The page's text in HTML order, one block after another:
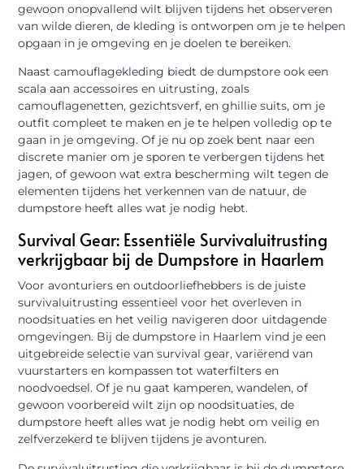
gewoon onopvallend wilt blijven tijdens het observeren
van wilde dieren, de kleding is ontworpen om je te helpen
opgaan in je omgeving en je doelen te bereiken.
Naast camouflagekleding biedt de dumpstore ook een
scala aan accessoires en uitrusting, zoals
camouflagenetten, gezichtsverf, en ghillie suits, om je
outfit compleet te maken en je te helpen volledig op te
gaan in je omgeving. Of je nu op zoek bent naar een
discrete manier om je sporen te verbergen tijdens het
jagen, of gewoon wat extra bescherming wilt tegen de
elementen tijdens het verkennen van de natuur, de
dumpstore heeft alles wat je nodig hebt.
Survival Gear: Essentiële Survivaluitrusting
verkrijgbaar bij de Dumpstore in Haarlem
Voor avonturiers en outdoorliefhebbers is de juiste
survivaluitrusting essentieel voor het overleven in
noodsituaties en het veilig navigeren door uitdagende
omgevingen. Bij de dumpstore in Haarlem vind je een
uitgebreide selectie van survival gear, variërend van
vuurstarters en kompassen tot waterfilters en
noodvoedsel. Of je nu gaat kamperen, wandelen, of
gewoon voorbereid wilt zijn op noodsituaties, de
dumpstore heeft alles wat je nodig hebt om veilig en
zelfverzekerd te blijven tijdens je avonturen.